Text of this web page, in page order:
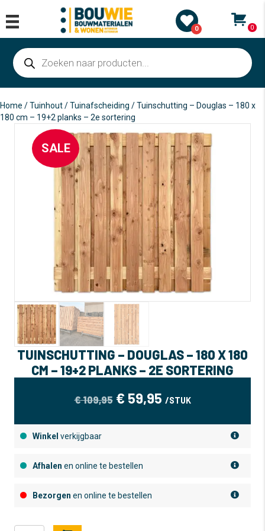
0 0
Producten
zoeken
Home /Tuinhout/Tuinafscheiding / Tuinschutting – Douglas – 180 x
180 cm – 19+2 planks – 2e sortering
SALE
TUINSCHUTTING – DOUGLAS – 180 X 180
CM – 19+2 PLANKS – 2E SORTERING
€109,95 OORSPRONKELIJKE
€ 59,95HUIDIGE
/STUK
Winkel verkijgbaar
Afhalen en online te bestellen
Bezorgen en online te bestellen